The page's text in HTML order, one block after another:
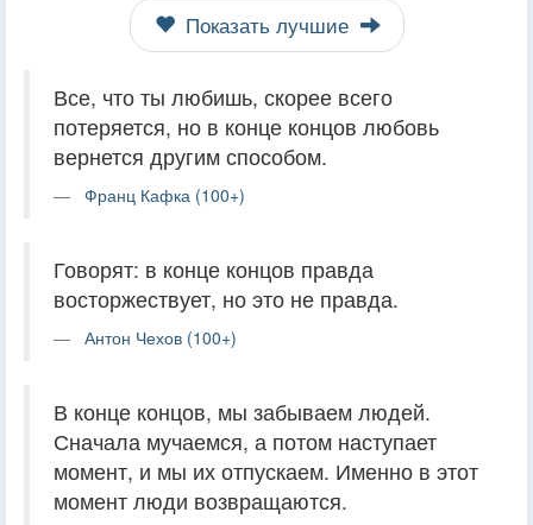
Показать лучшие
Все, что ты любишь, скорее всего
потеряется, но в конце концов любовь
вернется другим способом.
Франц Кафка (100+)
Говорят: в конце концов правда
восторжествует, но это не правда.
Антон Чехов (100+)
В конце концов, мы забываем людей.
Сначала мучаемся, а потом наступает
момент, и мы их отпускаем. Именно в этот
момент люди возвращаются.